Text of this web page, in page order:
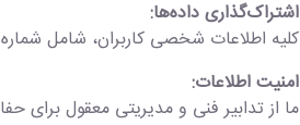
اشتراک‌گذاری داده‌ها:
کلیه اطلاعات شخصی کاربران، شامل
امنیت اطلاعات:
ما از تدابیر فنی و مدیریتی معقول برای